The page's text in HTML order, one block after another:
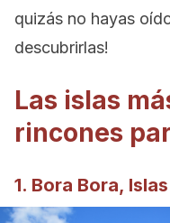
quizás no hayas
descubrirlas!
Las islas
rincones
1. Bora Bora,